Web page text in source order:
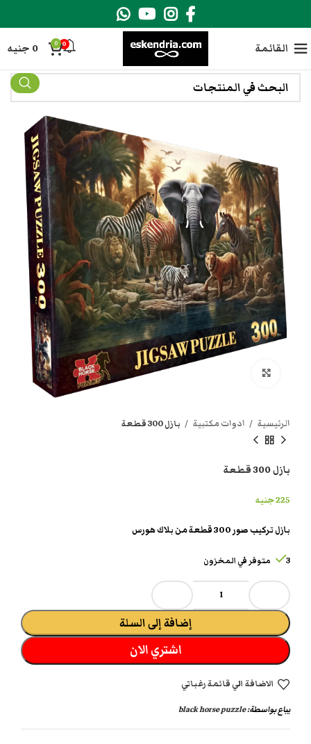
القائمة 0
0
0 جنيه
الرئيسية ادوات مكتبية بازل 300 قطعة
بازل 300 قطعة
225جنيه
بازل تركيب صور 300 قطعة من بلاك هورس
3 متوفر في المخزون
إضافة إلى السلة
اشتري الان
الاضافة الي قائمة رغباتي
يباع بواسطة:black horse puzzle